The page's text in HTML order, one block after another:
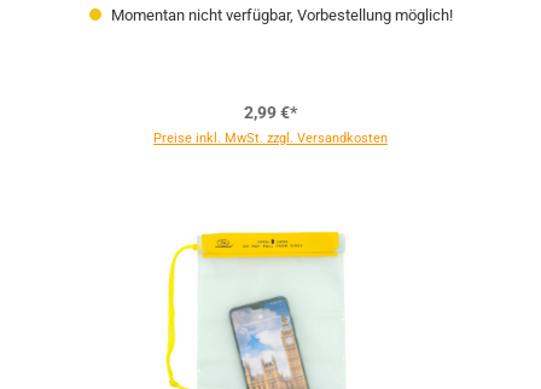
Momentan nicht verfügbar, Vorbestellung möglich!
2,99 €*
Preise inkl. MwSt. zzgl. Versandkosten